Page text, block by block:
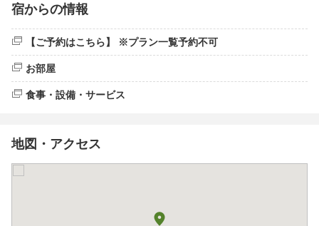
宿からの情報
【ご予約はこちら】 ※プラン一覧予約不可
お部屋
食事・設備・サービス
地図・アクセス